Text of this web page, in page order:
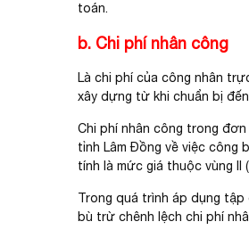
toán.
b. Chi phí nhân công
Là chi phí của công nhân
xây dựng từ khi chuẩn bị
Chi phí nhân công trong
tỉnh Lâm Đồng về việc công
tính là mức giá thuộc vùng II
Trong quá trình áp dụng
bù trừ chênh lệch chi phí